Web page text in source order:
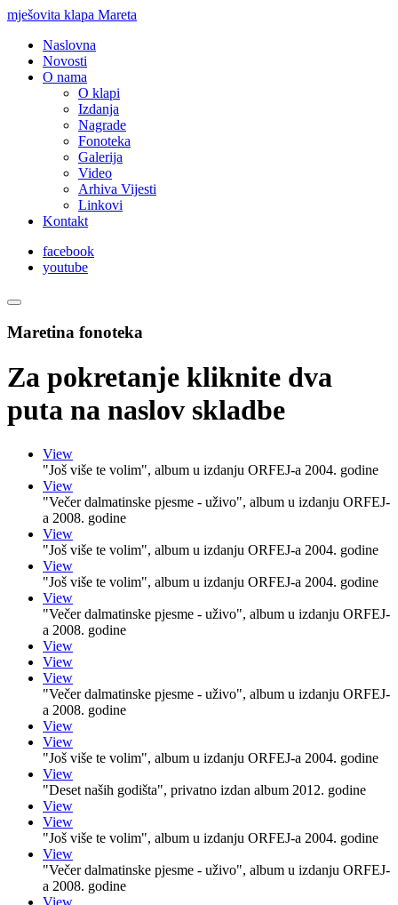
mješovita klapa Mareta
Naslovna
Novosti
O nama
O klapi
Izdanja
Nagrade
Fonoteka
Galerija
Video
Arhiva Vijesti
Linkovi
Kontakt
facebook
youtube
Maretina fonoteka
Za pokretanje kliknite dva
puta na naslov skladbe
View
"Još više te volim", album u izdanju ORFEJ-a 2004. godine
View
"Večer dalmatinske pjesme - uživo", album u izdanju ORFEJ-
a 2008. godine
View
"Još više te volim", album u izdanju ORFEJ-a 2004. godine
View
"Još više te volim", album u izdanju ORFEJ-a 2004. godine
View
"Večer dalmatinske pjesme - uživo", album u izdanju ORFEJ-
a 2008. godine
View
View
View
"Večer dalmatinske pjesme - uživo", album u izdanju ORFEJ-
a 2008. godine
View
View
"Još više te volim", album u izdanju ORFEJ-a 2004. godine
View
"Deset naših godišta", privatno izdan album 2012. godine
View
View
"Još više te volim", album u izdanju ORFEJ-a 2004. godine
View
"Večer dalmatinske pjesme - uživo", album u izdanju ORFEJ-
a 2008. godine
View